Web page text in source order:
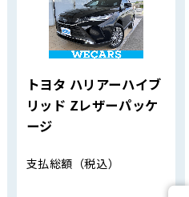
トヨタ ハリアーハイブ
リッド Zレザーパッケ
ージ
支払総額 （税込）